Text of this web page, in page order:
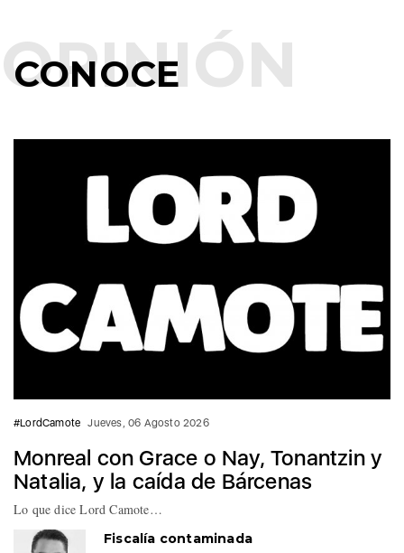
CONOCE
#LordCamote Jueves, 06 Agosto 2026
Monreal con Grace o Nay, Tonantzin y
Natalia, y la caída de Bárcenas
Lo que dice Lord Camote…
Fiscalía contaminada